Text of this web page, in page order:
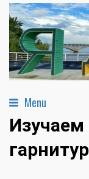
Menu